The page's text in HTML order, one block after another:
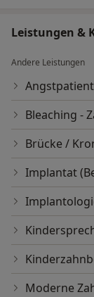
Leistungen &
Andere Leistungen
Bleaching -
Brücke /
Implantat
Moderne